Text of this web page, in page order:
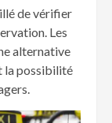
de vérifier
Les
alternative
la possibilité